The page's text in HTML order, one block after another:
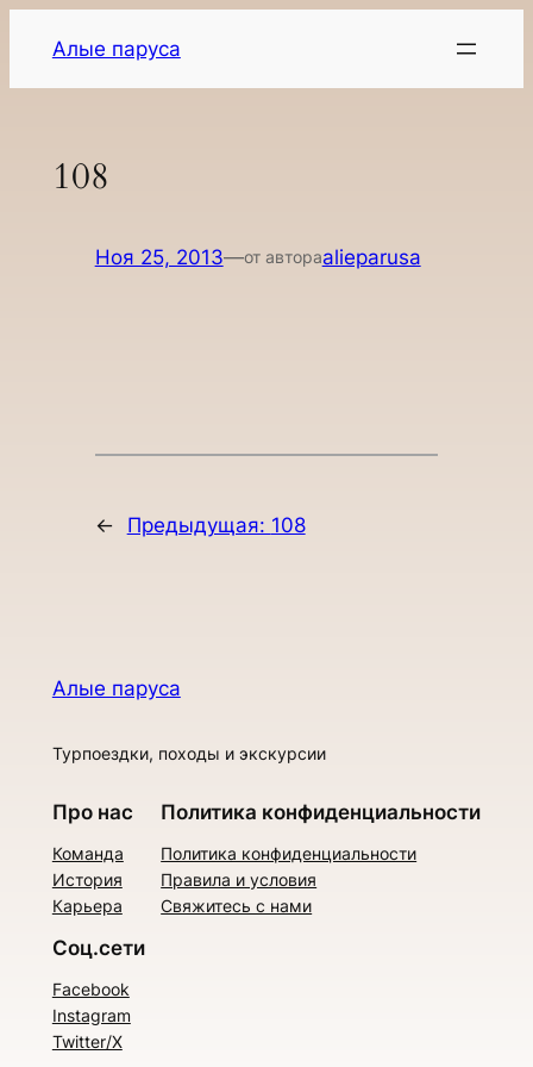
содержимому
Алые паруса
108
Ноя 25, 2013—от автораalieparusa
← Предыдущая: 108
Алые паруса
Турпоездки, походы и экскурсии
Про нас
Команда
История
Карьера
Политика конфиденциальности
Политика конфиденциальности
Правила и условия
Свяжитесь с нами
Соц.сети
Facebook
Instagram
Twitter/X